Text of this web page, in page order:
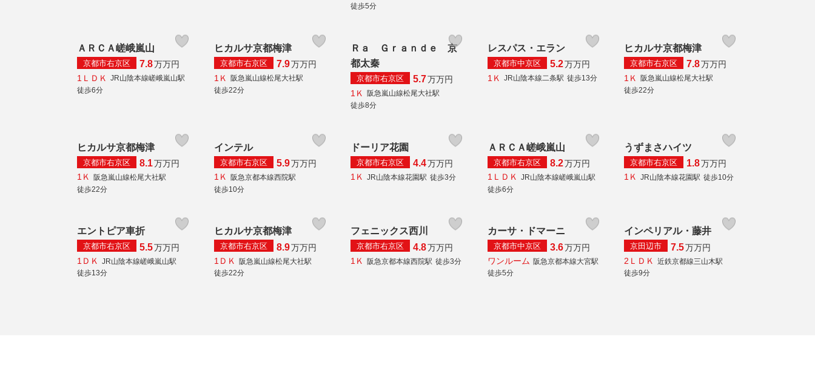
徒歩5分
ＡＲＣＡ嵯峨嵐山
京都市右京区 7.8万万円
1ＬＤＫ
JR山陰本線嵯峨嵐山駅
徒歩6分
ヒカルサ京都梅津
京都市右京区 7.9万万円
1Ｋ
阪急嵐山線松尾大社駅
徒歩22分
Ｒａ Ｇｒａｎｄｅ 京
都太秦
京都市右京区 5.7万万円
1Ｋ
阪急嵐山線松尾大社駅
徒歩8分
レスパス・エラン
京都市中京区 5.2万万円
1Ｋ
JR山陰本線二条駅 徒歩13分
ヒカルサ京都梅津
京都市右京区 7.8万万円
1Ｋ
阪急嵐山線松尾大社駅
徒歩22分
ヒカルサ京都梅津
京都市右京区 8.1万万円
1Ｋ 阪急嵐山線松尾大社駅
徒歩22分
インテル
京都市右京区 5.9万万円
1Ｋ 阪急京都本線西院駅
徒歩10分
ドーリア花園
京都市右京区 4.4万万円
1Ｋ JR山陰本線花園駅 徒歩3分
ＡＲＣＡ嵯峨嵐山
京都市右京区 8.2万万円
1ＬＤＫ JR山陰本線嵯峨嵐山駅
徒歩6分
うずまさハイツ
京都市右京区 1.8万万円
1Ｋ JR山陰本線花園駅 徒歩10分
エントピア車折
京都市右京区 5.5万万円
1ＤＫ
JR山陰本線嵯峨嵐山駅
徒歩13分
ヒカルサ京都梅津
京都市右京区 8.9万万円
1ＤＫ
阪急嵐山線松尾大社駅
徒歩22分
フェニックス西川
京都市右京区 4.8万万円
1Ｋ
阪急京都本線西院駅 徒歩3分
カーサ・ドマーニ
京都市中京区 3.6万万円
ワンルーム 阪急京都本線大宮駅
徒歩5分
インペリアル・藤井
京田辺市 7.5万万円
2ＬＤＫ
近鉄京都線三山木駅
徒歩9分